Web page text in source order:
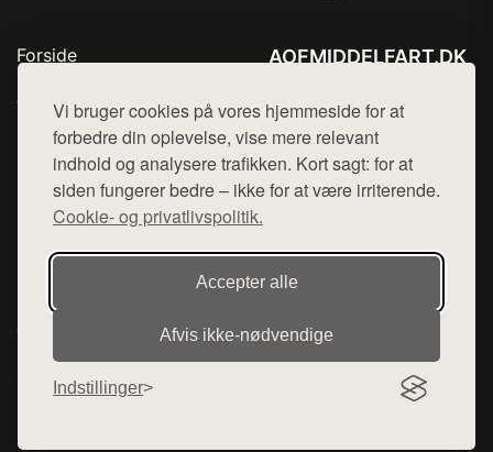
Vi bruger cookies på vores hjemmeside for at
forbedre din oplevelse, vise mere relevant
indhold og analysere trafikken. Kort sagt: for at
siden fungerer bedre – ikke for at være irriterende.
Cookie- og privatlivspolitik.
Accepter alle
Afvis ikke‑nødvendige
Indstillinger
Forside
Top Rabatter
Blog
Kontakt
AOFMIDDELFART.DK
Mail: hej@want.dk
Cookie- og privatlivspolitik
Denne side er en del af want.dk, der udgiver en række
hjemmesider med præsentation af forskellige produkter fra
diverse webshops. Der sælges ikke varer fra denne side - vi
henviser til de shops, som sælger varen. Vi har heller ikke
varerne på lager.